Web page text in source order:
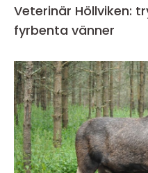
Veterinär Höllviken:
fyrbenta vänner